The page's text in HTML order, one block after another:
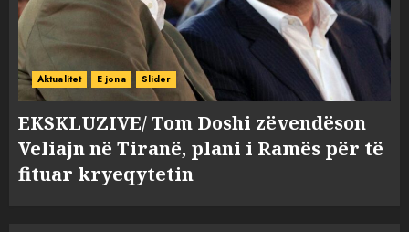
Aktualitet E jona Slider
EKSKLUZIVE/ Tom Doshi zëvendëson
Veliajn në Tiranë, plani i Ramës për të
fituar kryeqytetin